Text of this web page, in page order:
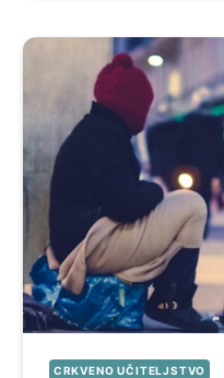
CRKVENO UČITELJSTVO